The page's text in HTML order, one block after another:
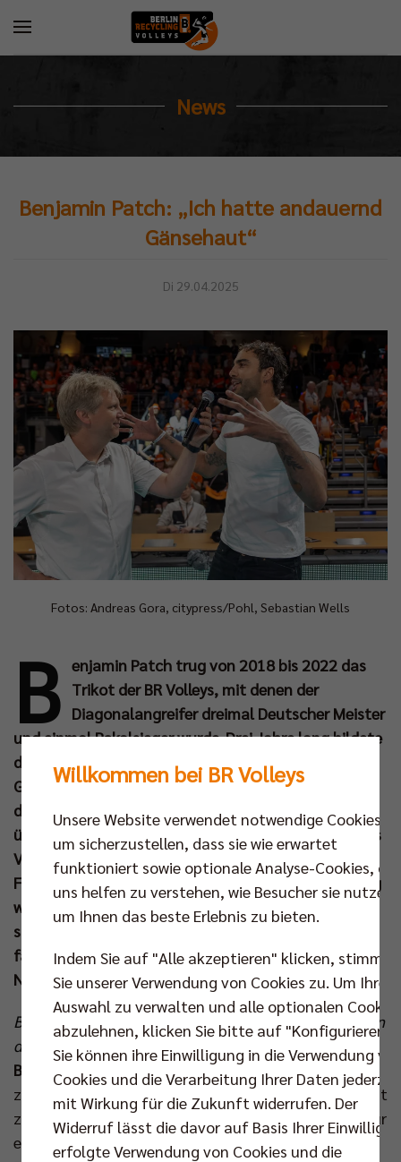
News
Benjamin Patch: „Ich hatte andauernd
Gänsehaut“
Di 29.04.2025
Fotos: Andreas Gora, citypress/Pohl, Sebastian Wells
B enjamin Patch trug von 2018 bis 2022 das
Trikot der BR Volleys, mit denen der
Diagonalangreifer dreimal Deutscher Meister
und einmal Pokalsieger wurde. Drei Jahre lang bildete
der heutige Vereinsbotschafter mit Zuspieler Sergey
Grankin ein kongeniales Duo. Parallel zum Abschied
des Russen aus Berlin beendete auch Patch etwas
überraschend mit gerade 28 Jahren seine Karriere als
Volleyballprofi. Am Sonntag beim ersten Playoff-
Finale zwischen den BR Volleys und der SVG Lüneburg
war Patch wieder da – als Zuschauer. Im Anschluss
schilderte er seine Eindrücke auf der Tribüne, sein
familiäres Gefühl für Berlin und lobte seinen
Nachfolger Jake Hanes.
Ben, willkommen zurück in Berlin. Bist du extra wegen
der Finals aus den USA hergekommen?
Benjamin Patch:
„Nein, ich bin schon vor ungefähr
zwei Monaten zurückgekehrt nach Berlin, das ich fast
zwei Jahre zuvor verlassen hatte. Ich arbeite jetzt für
ein Luxusmode- und Design-Geschäft in Kreuzberg.
Willkommen bei BR Volleys
Unsere Website verwendet notwendige Cookies,
um sicherzustellen, dass sie wie erwartet
funktioniert sowie optionale Analyse-Cookies, die
uns helfen zu verstehen, wie Besucher sie nutzen,
um Ihnen das beste Erlebnis zu bieten.
Indem Sie auf "Alle akzeptieren" klicken, stimmen
Sie unserer Verwendung von Cookies zu. Um Ihre
Auswahl zu verwalten und alle optionalen Cookies
abzulehnen, klicken Sie bitte auf "Konfigurieren".
Sie können ihre Einwilligung in die Verwendung
Cookies und die Verarbeitung Ihrer Daten
mit Wirkung für die Zukunft widerrufen. Der
Widerruf lässt die davor auf Basis Ihrer
erfolgte Verwendung von Cookies und die